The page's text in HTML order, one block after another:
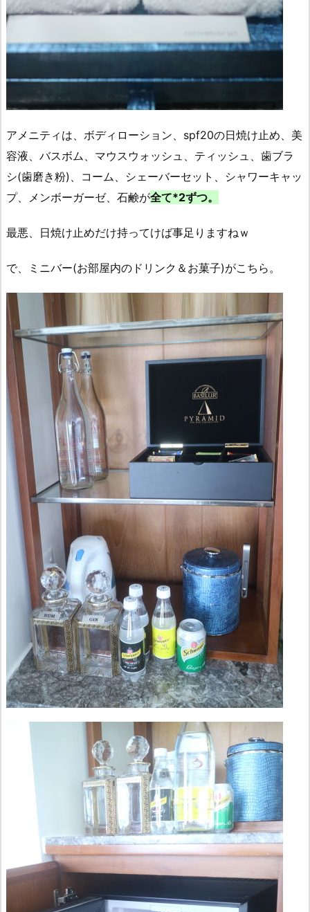
アメニティは、ボディローション、spf20の日焼け止め、美
容液、バスボム、マウスウォッシュ、ティッシュ、歯ブラ
シ(歯磨き粉)、コーム、シェーバーセット、シャワーキャッ
プ、メンボーガーゼ、石鹸が全て*2ずつ。
最悪、日焼け止めだけ持ってけば事足りますねｗ
で、ミニバー(お部屋内のドリンク＆お菓子)がこちら。